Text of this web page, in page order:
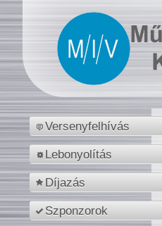
Versenyfelhívás
Lebonyolítás
Díjazás
Szponzorok